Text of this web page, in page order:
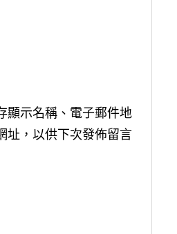
顯示名稱、電子郵件地
址，以供下次發佈留言